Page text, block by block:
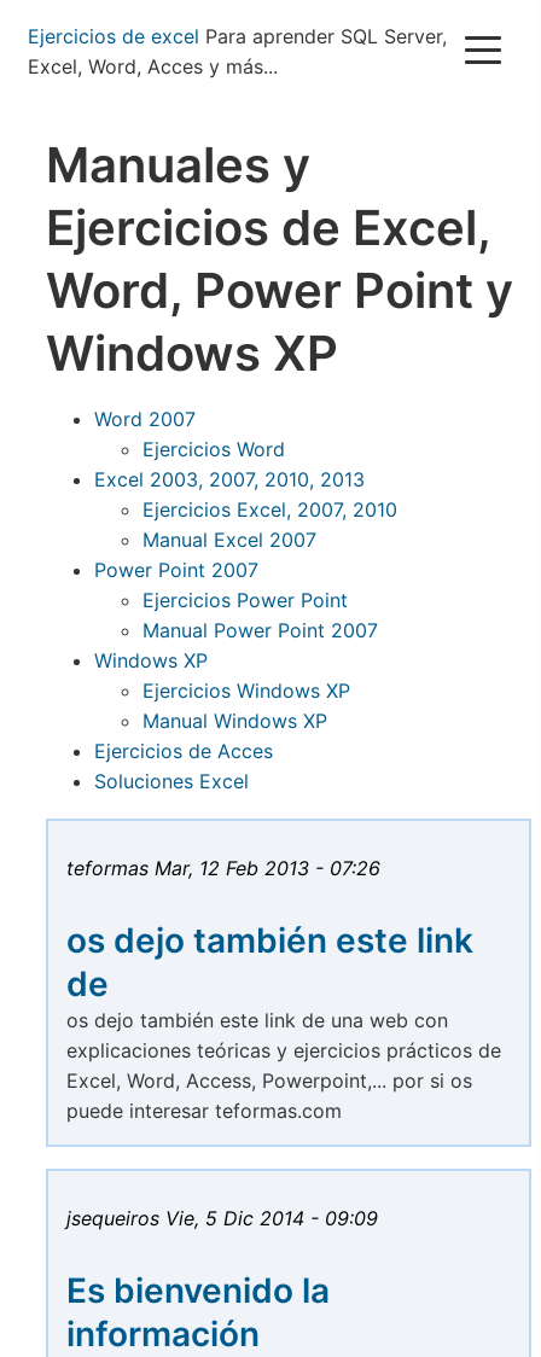
Pasar
contenido
Ejercicios de excel Para aprender SQL Server,
Excel, Word, Acces y más...
Manuales y
Ejercicios de Excel,
Word, Power Point y
Windows XP
Word 2007
Ejercicios Word
Excel 2003, 2007, 2010, 2013
Ejercicios Excel, 2007, 2010
Manual Excel 2007
Power Point 2007
Ejercicios Power Point
Manual Power Point 2007
Windows XP
Ejercicios Windows XP
Manual Windows XP
Ejercicios de Acces
Soluciones Excel
teformas Mar, 12 Feb 2013 - 07:26
os dejo también este link
de
os dejo también este link de una web con
explicaciones teóricas y ejercicios prácticos de
Excel, Word, Access, Powerpoint,... por si os
puede interesar teformas.com
jsequeiros Vie, 5 Dic 2014 - 09:09
Es bienvenido la
información